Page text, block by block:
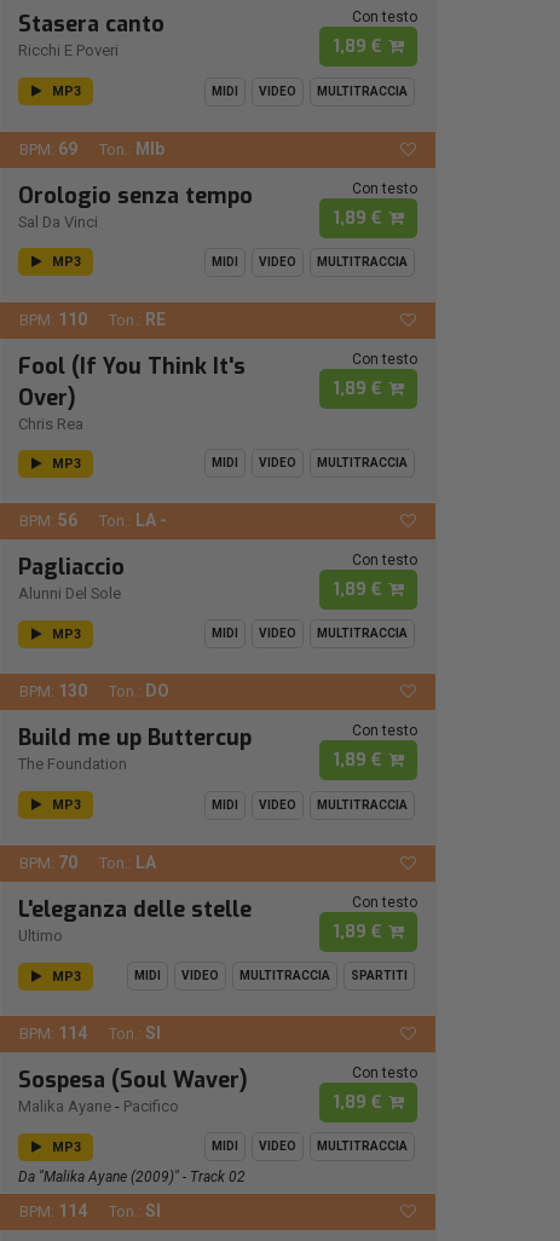
Stasera canto
Ricchi E Poveri
Con testo
1,89 €
MP3 MIDI VIDEO MULTITRACCIA
BPM: 69 Ton.: MIb
Orologio senza tempo
Sal Da Vinci
Con testo
1,89 €
MP3 MIDI VIDEO MULTITRACCIA
BPM: 110 Ton.: RE
Fool (If You Think It's
Over)
Chris Rea
Con testo
1,89 €
MP3 MIDI VIDEO MULTITRACCIA
BPM: 56 Ton.: LA -
Pagliaccio
Alunni Del Sole
Con testo
1,89 €
MP3 MIDI VIDEO MULTITRACCIA
BPM: 130 Ton.: DO
Build me up Buttercup
The Foundation
Con testo
1,89 €
MP3 MIDI VIDEO MULTITRACCIA
BPM: 70 Ton.: LA
L'eleganza delle stelle
Ultimo
Con testo
1,89 €
MP3 MIDI VIDEO MULTITRACCIA SPARTITI
BPM: 114 Ton.: SI
Sospesa (Soul Waver)
Malika Ayane - Pacifico
Con testo
1,89 €
MP3 MIDI VIDEO MULTITRACCIA
Da "Malika Ayane (2009)" - Track 02
BPM: 114 Ton.: SI